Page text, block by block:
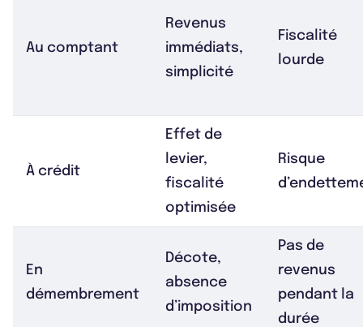
Au comptant
Revenus
immédiats,
simplicité
Fiscalité
lourde
À crédit
Effet de
levier,
fiscalité
optimisée
Risque
En
démembrement
Décote,
absence
d’imposition
Pas de
revenus
pendant la
durée